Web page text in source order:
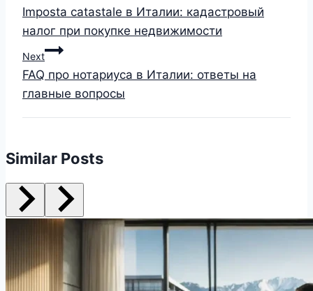
Imposta catastale в Италии: кадастровый
налог при покупке недвижимости
Next
FAQ про нотариуса в Италии: ответы на
главные вопросы
Similar Posts